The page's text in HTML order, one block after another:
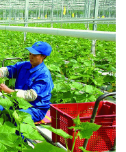
- Xe máy